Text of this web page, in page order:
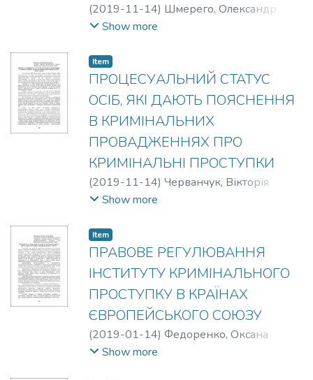
(2019-11-14) Шмерего, Олександр
Борисович
Show more
Item
ПРОЦЕСУАЛЬНИЙ СТАТУС
ОСІБ, ЯКІ ДАЮТЬ ПОЯСНЕННЯ
В КРИМІНАЛЬНИХ
ПРОВАДЖЕННЯХ ПРО
КРИМІНАЛЬНІ ПРОСТУПКИ
(2019-11-14) Черванчук, Вікторія
Валеріївна
Show more
Item
ПРАВОВЕ РЕГУЛЮВАННЯ
ІНСТИТУТУ КРИМІНАЛЬНОГО
ПРОСТУПКУ В КРАЇНАХ
ЄВРОПЕЙСЬКОГО СОЮЗУ
(2019-01-14) Федоренко, Оксана
Анатоліївна
Show more